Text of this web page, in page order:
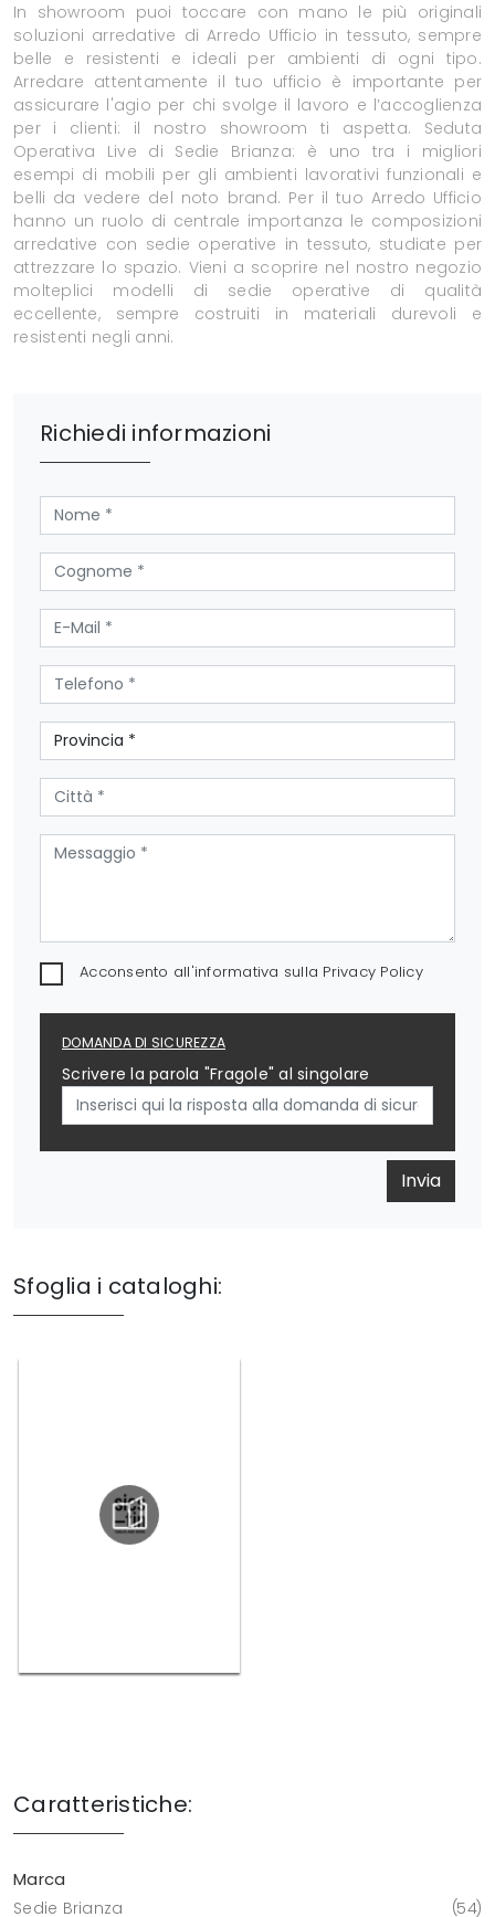
In showroom puoi toccare con mano le più originali
soluzioni arredative di Arredo Ufficio in tessuto, sempre
belle e resistenti e ideali per ambienti di ogni tipo.
Arredare attentamente il tuo ufficio è importante per
assicurare l'agio per chi svolge il lavoro e l’accoglienza
per i clienti: il nostro showroom ti aspetta. Seduta
Operativa Live di Sedie Brianza: è uno tra i migliori
esempi di mobili per gli ambienti lavorativi funzionali e
belli da vedere del noto brand. Per il tuo Arredo Ufficio
hanno un ruolo di centrale importanza le composizioni
arredative con sedie operative in tessuto, studiate per
attrezzare lo spazio. Vieni a scoprire nel nostro negozio
molteplici modelli di sedie operative di qualità
eccellente, sempre costruiti in materiali durevoli e
resistenti negli anni.
Richiedi informazioni
Acconsento all'informativa sulla Privacy Policy
DOMANDA DI SICUREZZA
Scrivere la parola "Fragole" al singolare
Invia
Sfoglia i cataloghi:
Caratteristiche:
Marca
Sedie Brianza 54